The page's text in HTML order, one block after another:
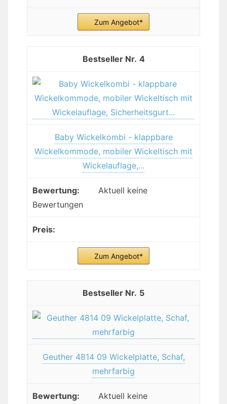
Zum Angebot*
4
Baby Wickelkombi - klappbare
Wickelkommode, mobiler Wickeltisch mit
Wickelauflage,...
Aktuell keine
Bewertungen
Zum Angebot*
5
Geuther 4814 09 Wickelplatte, Schaf,
mehrfarbig
Aktuell keine